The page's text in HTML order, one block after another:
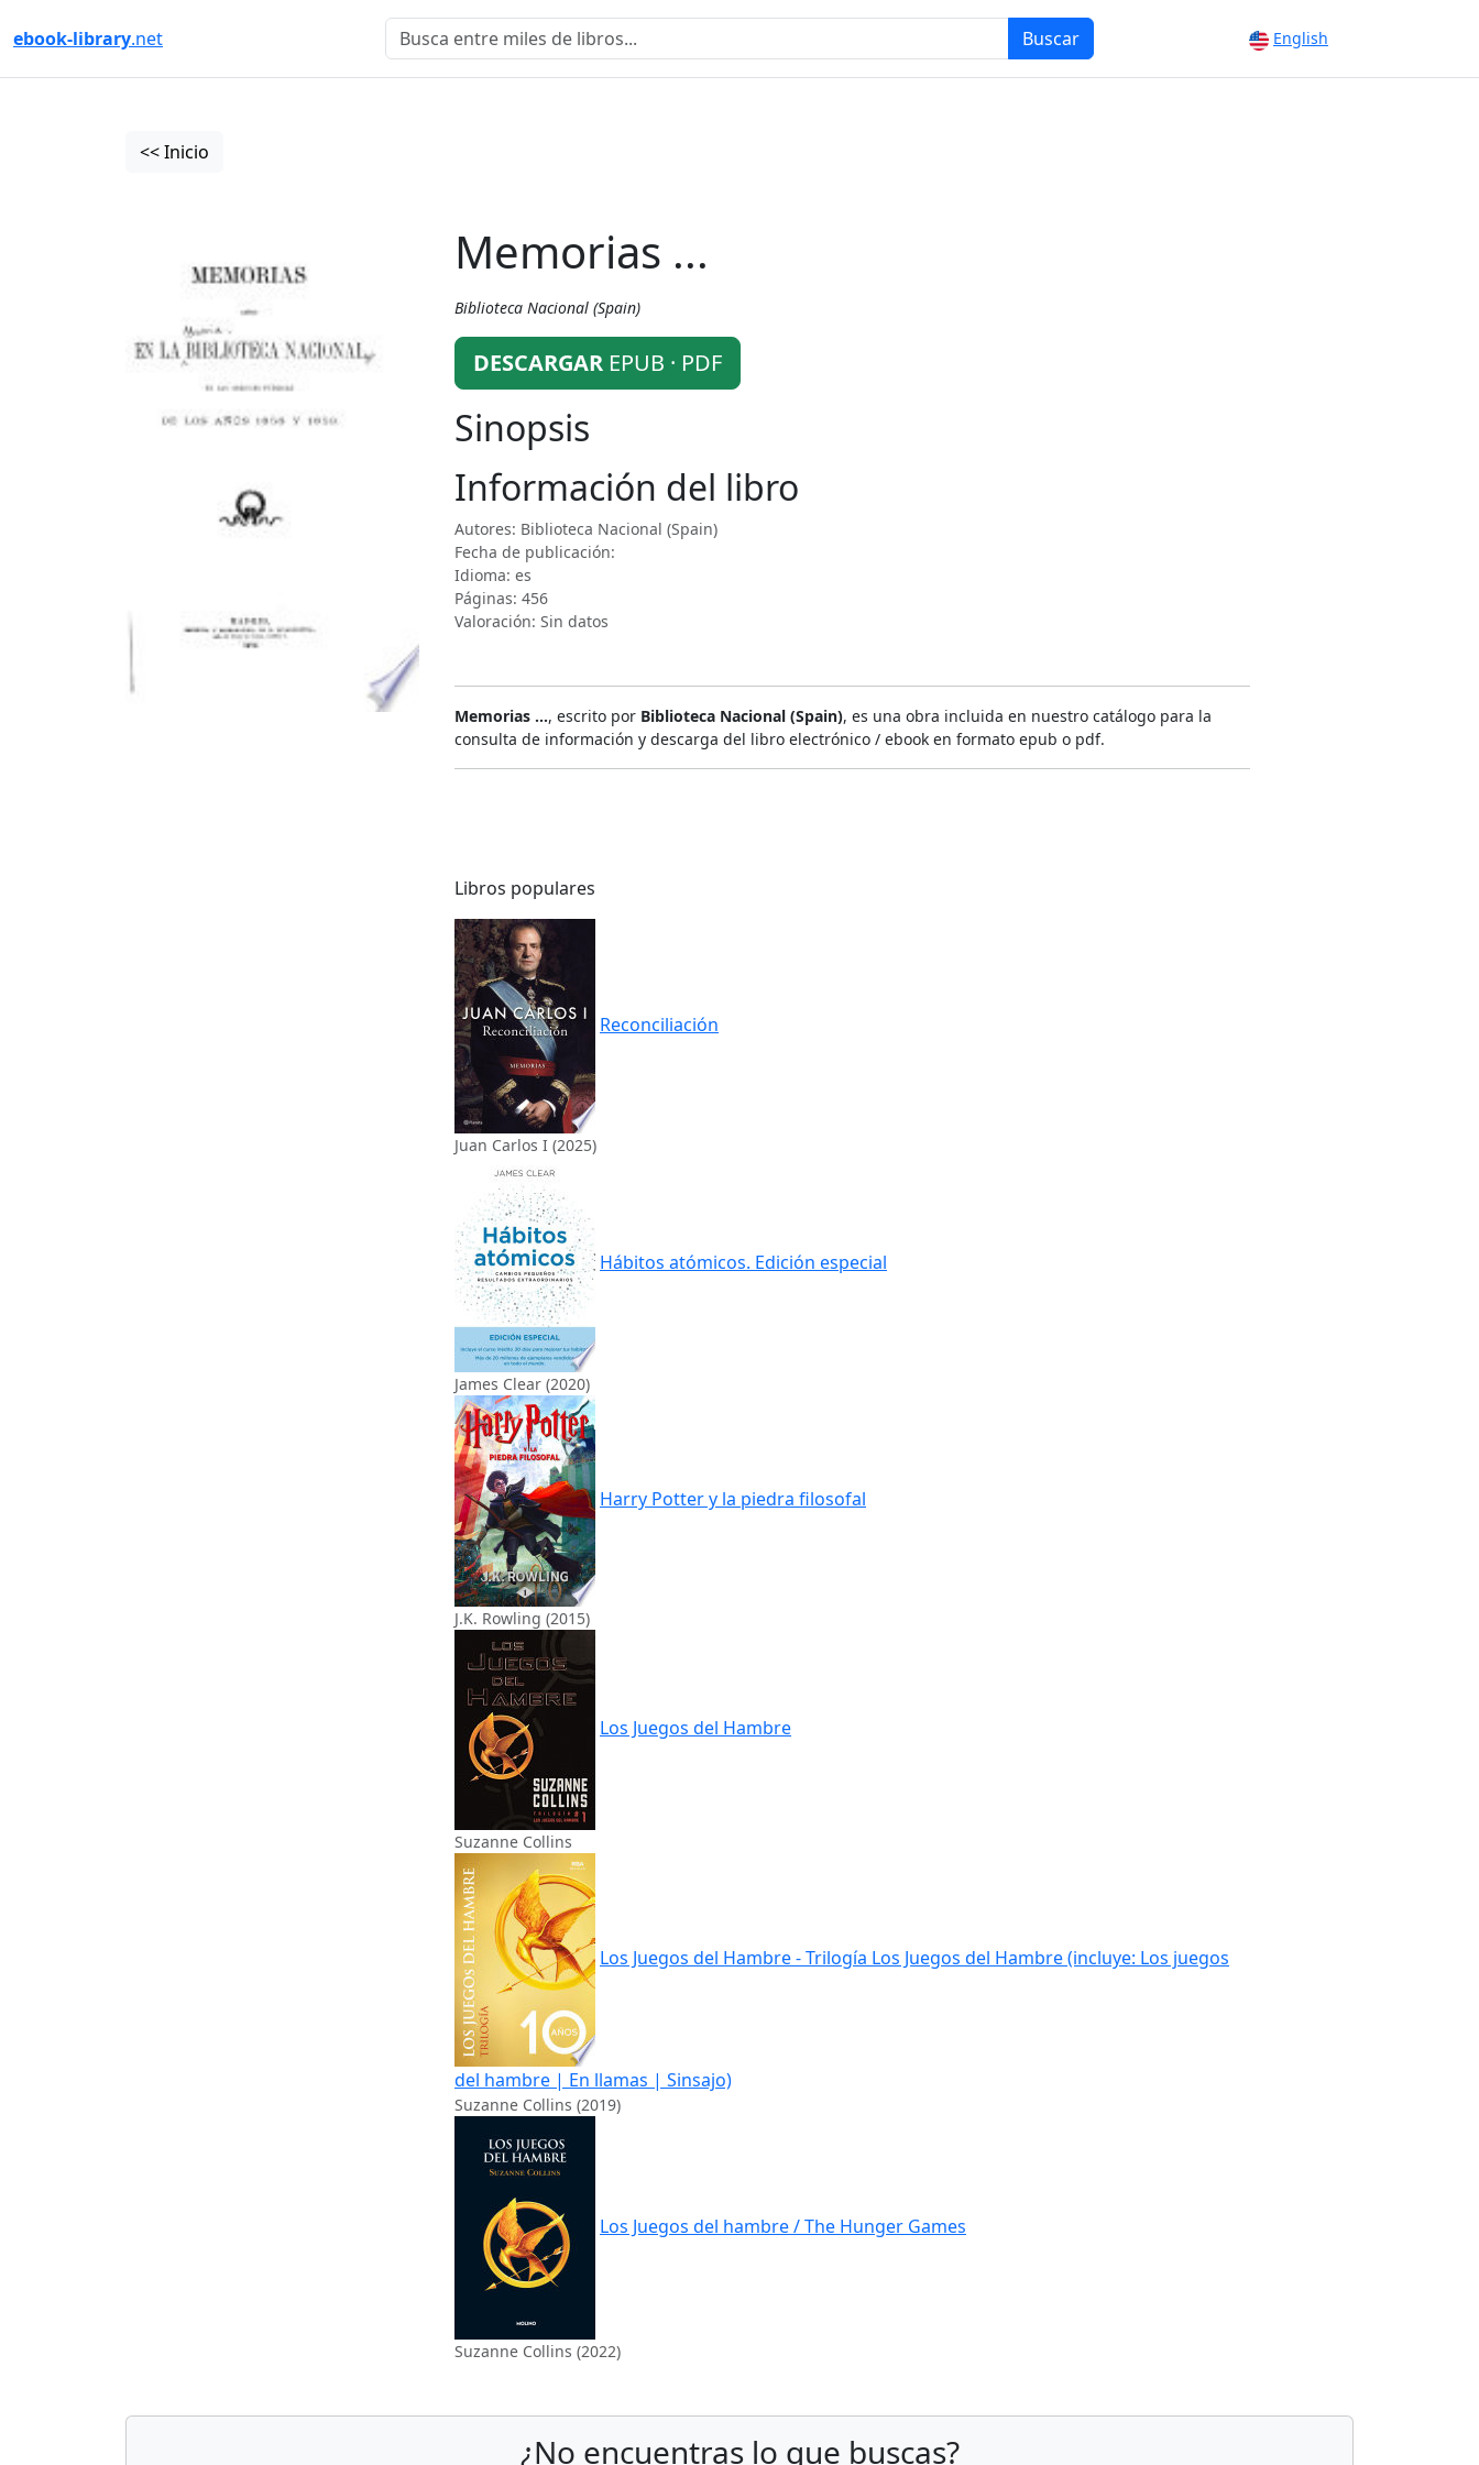
ebook-library.net Buscar English
<< Inicio
Memorias ...
Biblioteca Nacional (Spain)
DESCARGAR EPUB · PDF
Sinopsis
Información del libro
Autores: Biblioteca Nacional (Spain)
Fecha de publicación:
Idioma: es
Páginas: 456
Valoración: Sin datos
Memorias ..., escrito por Biblioteca Nacional (Spain), es una obra incluida en nuestro catálogo para la
consulta de información y descarga del libro electrónico / ebook en formato epub o pdf.
Libros populares
Reconciliación
Juan Carlos I (2025)
Hábitos atómicos. Edición especial
James Clear (2020)
Harry Potter y la piedra filosofal
J.K. Rowling (2015)
Los Juegos del Hambre
Suzanne Collins
Los Juegos del Hambre - Trilogía Los Juegos del Hambre (incluye: Los juegos
del hambre | En llamas | Sinsajo)
Suzanne Collins (2019)
Los Juegos del hambre / The Hunger Games
Suzanne Collins (2022)
¿No encuentras lo que buscas?